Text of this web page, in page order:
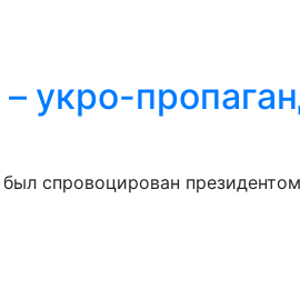
укро-
спровоцирован